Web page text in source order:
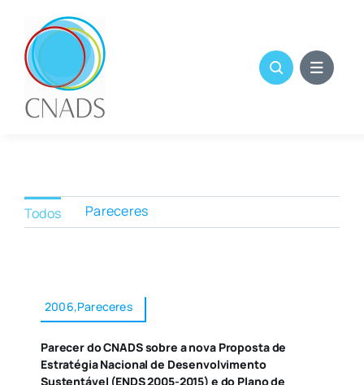
content
Todos Pareceres
2006,Pareceres
Parecer do CNADS sobre a nova Proposta de
Estratégia Nacional de Desenvolvimento
Sustentável (ENDS 2005-2015) e do Plano de